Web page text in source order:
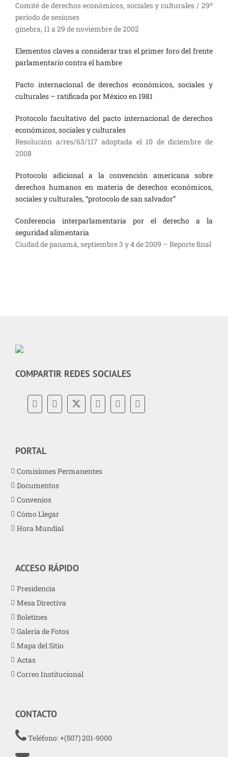
Comité de derechos económicos, sociales y culturales / 29º
período de sesiones
ginebra, 11 a 29 de noviembre de 2002
Elementos claves a considerar tras el primer foro del frente
parlamentario contra el hambre
Pacto internacional de derechos económicos, sociales y
culturales – ratificada por México en 1981
Protocolo facultativo del pacto internacional de derechos
económicos, sociales y culturales
Resolución a/res/63/117 adoptada el 10 de diciembre de
2008
Protocolo adicional a la convención americana sobre
derechos humanos en materia de derechos económicos,
sociales y culturales, “protocolo de san salvador”
Conferencia interparlamentaria por el derecho a la
seguridad alimentaria
Ciudad de panamá, septiembre 3 y 4 de 2009 – Reporte final
COMPARTIR REDES SOCIALES
PORTAL
Comisiones Permanentes
Documentos
Convenios
Cómo Llegar
Hora Mundial
ACCESO RÁPIDO
Presidencia
Mesa Directiva
Boletines
Galería de Fotos
Mapa del Sitio
Actas
Correo Institucional
CONTACTO
Teléfono: +(507) 201-9000